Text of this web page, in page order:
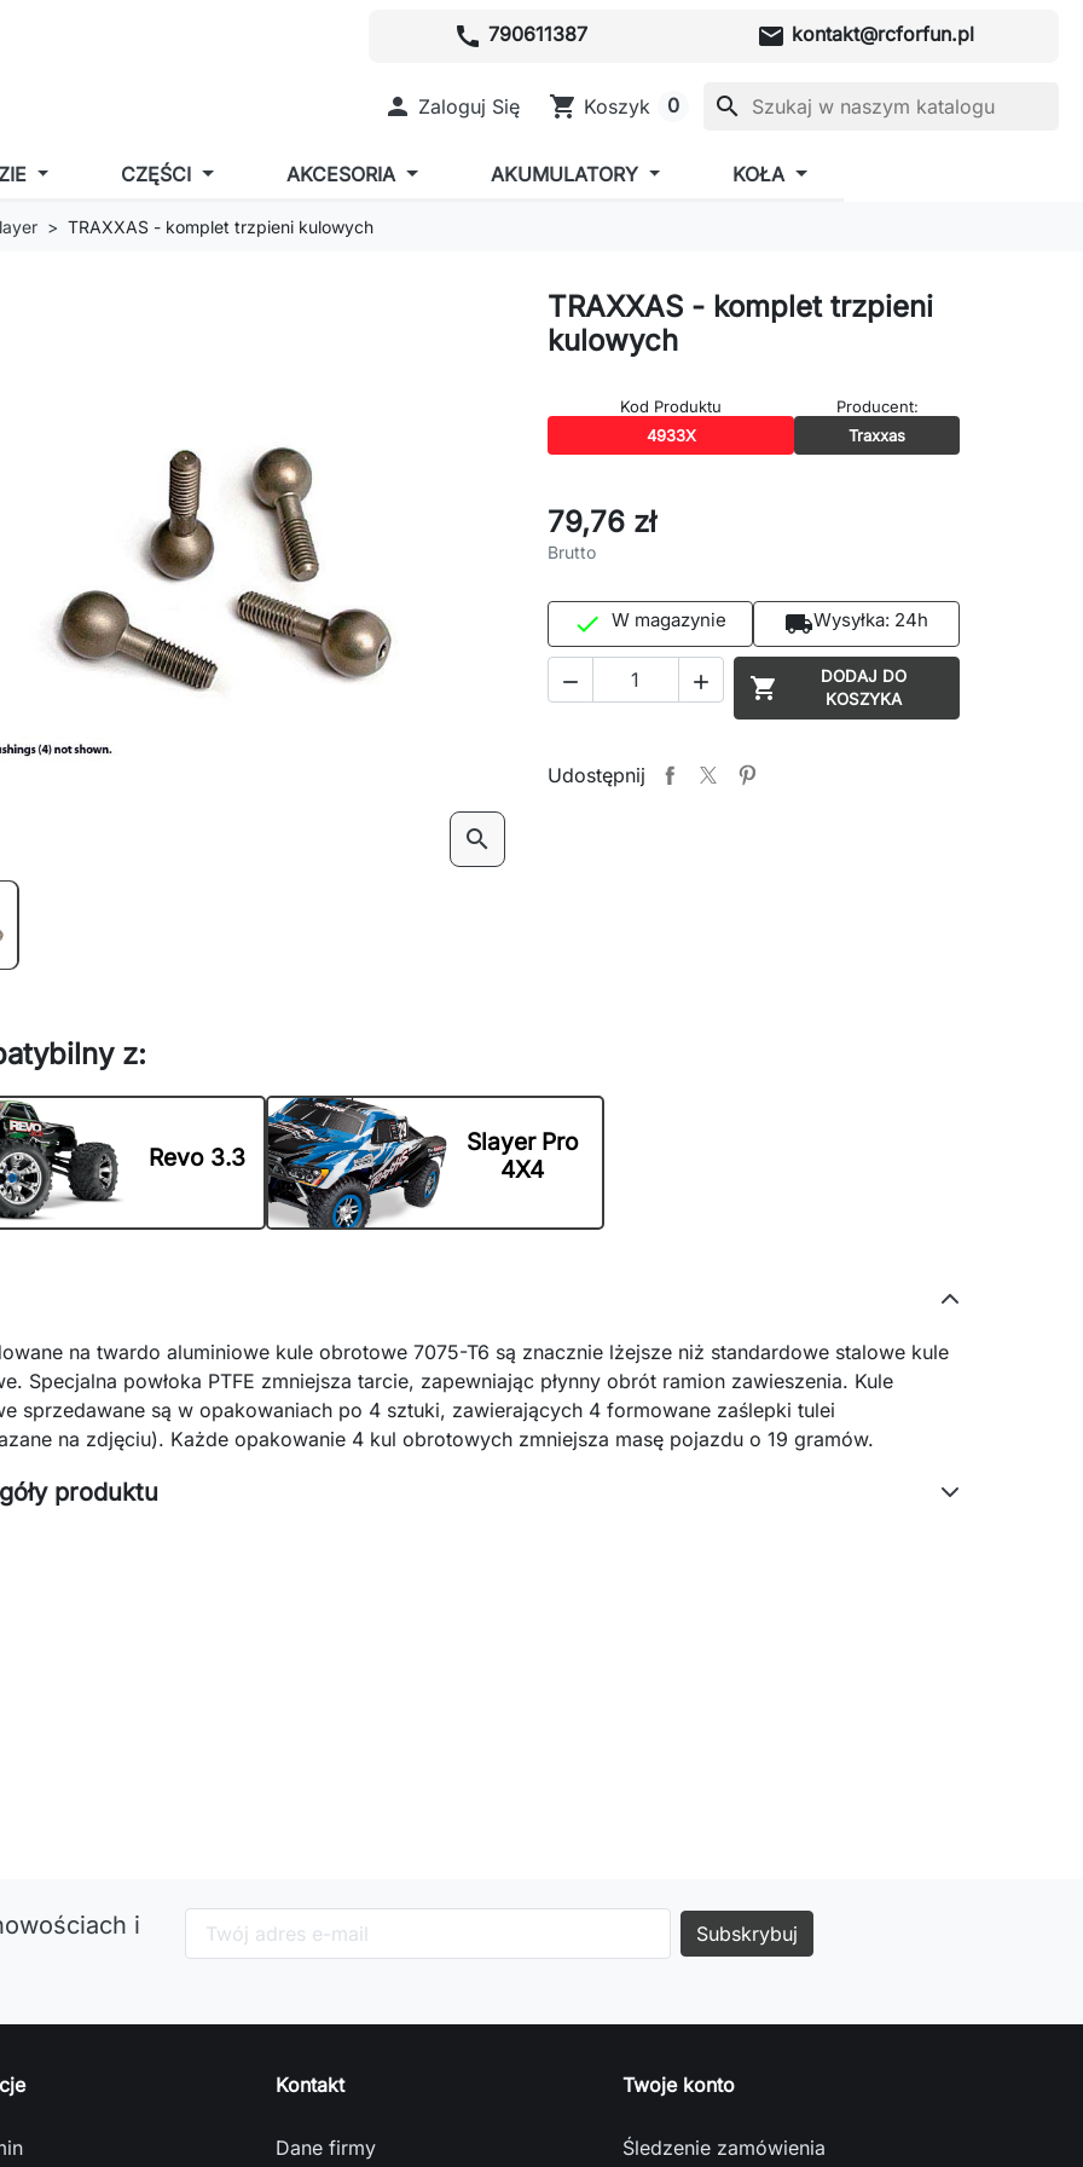
call 790611387 mail kontakt@rcforfun.pl
 Zaloguj Się shopping_cart Koszyk 0 search
CZĘŚCI AKCESORIA AKUMULATORY KOŁA
TRAXXAS - komplet trzpieni kulowych
search
TRAXXAS - komplet trzpieni
kulowych
Kod Produktu
4933X
Producent:
Traxxas
79,76 zł
Brutto
 W magazynie local_shippingWysyłka: 24h
  
DODAJ DO
KOSZYKA
Udostępnij
z:
Revo 3.3
Slayer Pro
4X4
na twardo aluminiowe kule obrotowe 7075-T6 są znacznie lżejsze niż standardowe stalowe kule
Specjalna powłoka PTFE zmniejsza tarcie, zapewniając płynny obrót ramion zawieszenia. Kule
sprzedawane są w opakowaniach po 4 sztuki, zawierających 4 formowane zaślepki tulei
na zdjęciu). Każde opakowanie 4 kul obrotowych zmniejsza masę pojazdu o 19 gramów.
produktu
i
Kontakt
Dane firmy
Twoje konto
Śledzenie zamówienia